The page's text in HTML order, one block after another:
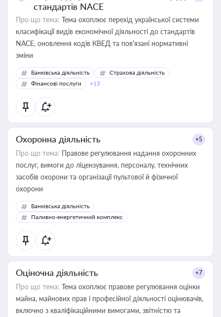
стандартів NACE
Про що тема: Тема охоплює перехід української системи
класифікації видів економічної діяльності до стандартів
NACE, оновлення кодів КВЕД та пов'язані нормативні
зміни
Банківська діяльність
Страхова діяльність
Фінансові послуги
+13
Охоронна діяльність +5
Про що тема: Правове регулювання надання охоронних
послуг, вимоги до ліцензування, персоналу, технічних
засобів охорони та організації пультової й фізичної
охорони
Банківська діяльність
Паливно-енергетичний комплекс
Оціночна діяльність +7
Про що тема: Тема охоплює правове регулювання оцінки
майна, майнових прав і професійної діяльності оцінювачів,
включно з кваліфікаційними вимогами, звітністю та